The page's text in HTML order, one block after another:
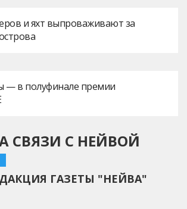
и яхт выпроваживают за
— в полуфинале премии
СВЯЗИ С НЕЙВОЙ
ГАЗЕТЫ "НЕЙВА"